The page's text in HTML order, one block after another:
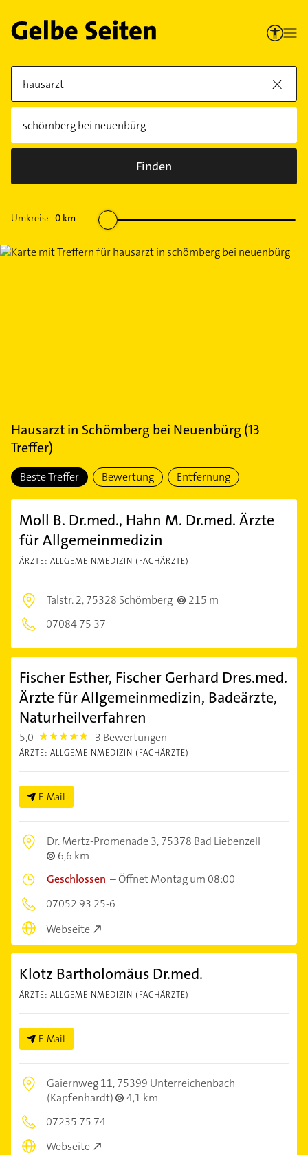
Finden
Umkreis: 0 km
Hausarztin Schömberg bei Neuenbürg (13
Treffer)
Beste Treffer Bewertung Entfernung
Moll B. Dr.med., Hahn M. Dr.med. Ärzte
für Allgemeinmedizin
ÄRZTE: ALLGEMEINMEDIZIN (FACHÄRZTE)
Talstr. 2,75328 Schömberg
215 m
07084 75 37
Fischer Esther, Fischer Gerhard Dres.med.
Ärzte für Allgemeinmedizin, Badeärzte,
Naturheilverfahren
5,0 5.0 3 Bewertungen
ÄRZTE: ALLGEMEINMEDIZIN (FACHÄRZTE)
E-Mail
Dr. Mertz-Promenade 3,75378 Bad Liebenzell
6,6 km
Geschlossen –Öffnet Montag um 08:00
07052 93 25-6
Webseite
Klotz Bartholomäus Dr.med.
ÄRZTE: ALLGEMEINMEDIZIN (FACHÄRZTE)
E-Mail
Gaiernweg 11,75399 Unterreichenbach
(Kapfenhardt)
4,1 km
07235 75 74
Webseite